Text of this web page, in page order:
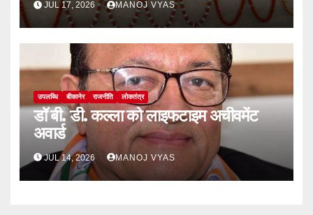
JUL 17, 2026 MANOJ VYAS
उपलब्धि बीकानेर राजनीति लोकतंत्र
डॉ बी. डी. कल्ला को लाइफटाइम अचीवमेंट
अवार्ड
JUL 14, 2026 MANOJ VYAS